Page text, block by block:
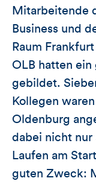
Mitarbeitende
Business und
Raum
OLB hatten ein
gebildet.
Kollegen
Oldenburg
dabei nicht nur
Laufen am
guten Zweck: